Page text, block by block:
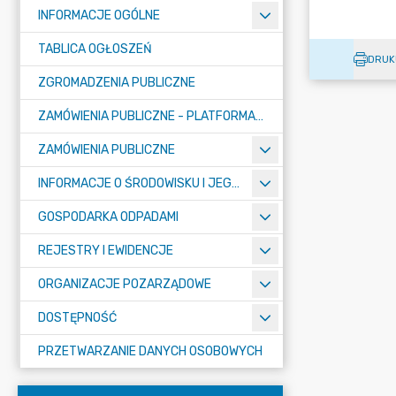
INFORMACJE OGÓLNE
TABLICA OGŁOSZEŃ
ZGROMADZENIA PUBLICZNE
ZAMÓWIENIA PUBLICZNE - PLATFORMA ZAKUPOWA (OD 01.05.2025R.)
ZAMÓWIENIA PUBLICZNE
INFORMACJE O ŚRODOWISKU I JEGO OCHRONIE
GOSPODARKA ODPADAMI
REJESTRY I EWIDENCJE
ORGANIZACJE POZARZĄDOWE
DOSTĘPNOŚĆ
PRZETWARZANIE DANYCH OSOBOWYCH